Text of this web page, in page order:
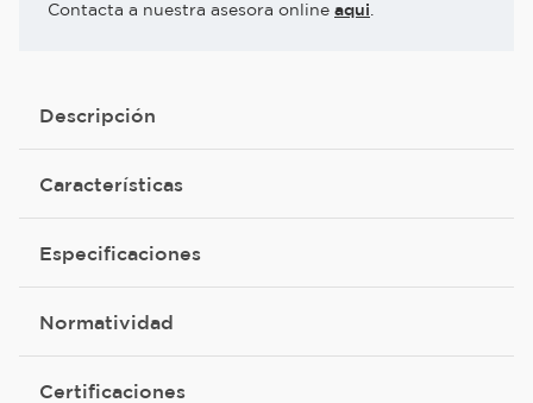
Contacta a nuestra asesora online aqui
Descripción
Características
Especificaciones
Normatividad
Certificaciones